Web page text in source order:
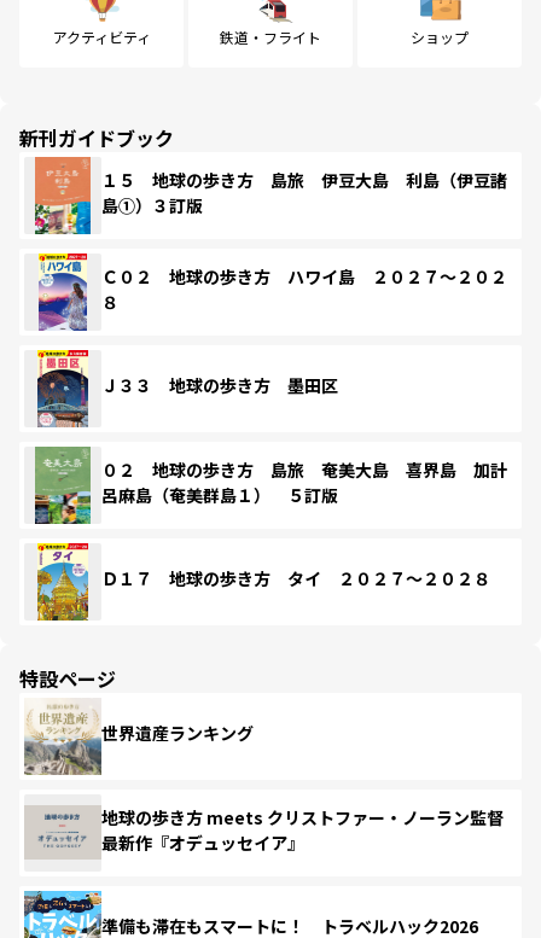
アクティビティ 鉄道・フライト ショップ
新刊ガイドブック
１５ 地球の歩き方 島旅 伊豆大島 利島（伊豆諸
島①）３訂版
Ｃ０２ 地球の歩き方 ハワイ島 ２０２７～２０２
８
Ｊ３３ 地球の歩き方 墨田区
０２ 地球の歩き方 島旅 奄美大島 喜界島 加計
呂麻島（奄美群島１） ５訂版
Ｄ１７ 地球の歩き方 タイ ２０２７～２０２８
特設ページ
世界遺産ランキング
地球の歩き方 meets クリストファー・ノーラン監督
最新作『オデュッセイア』
準備も滞在もスマートに！ トラベルハック2026